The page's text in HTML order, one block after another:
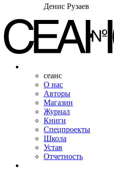
Денис Рузаев
сеанс
О нас
Авторы
Магазин
Журнал
Книги
Спецпроекты
Школа
Устав
Отчетность